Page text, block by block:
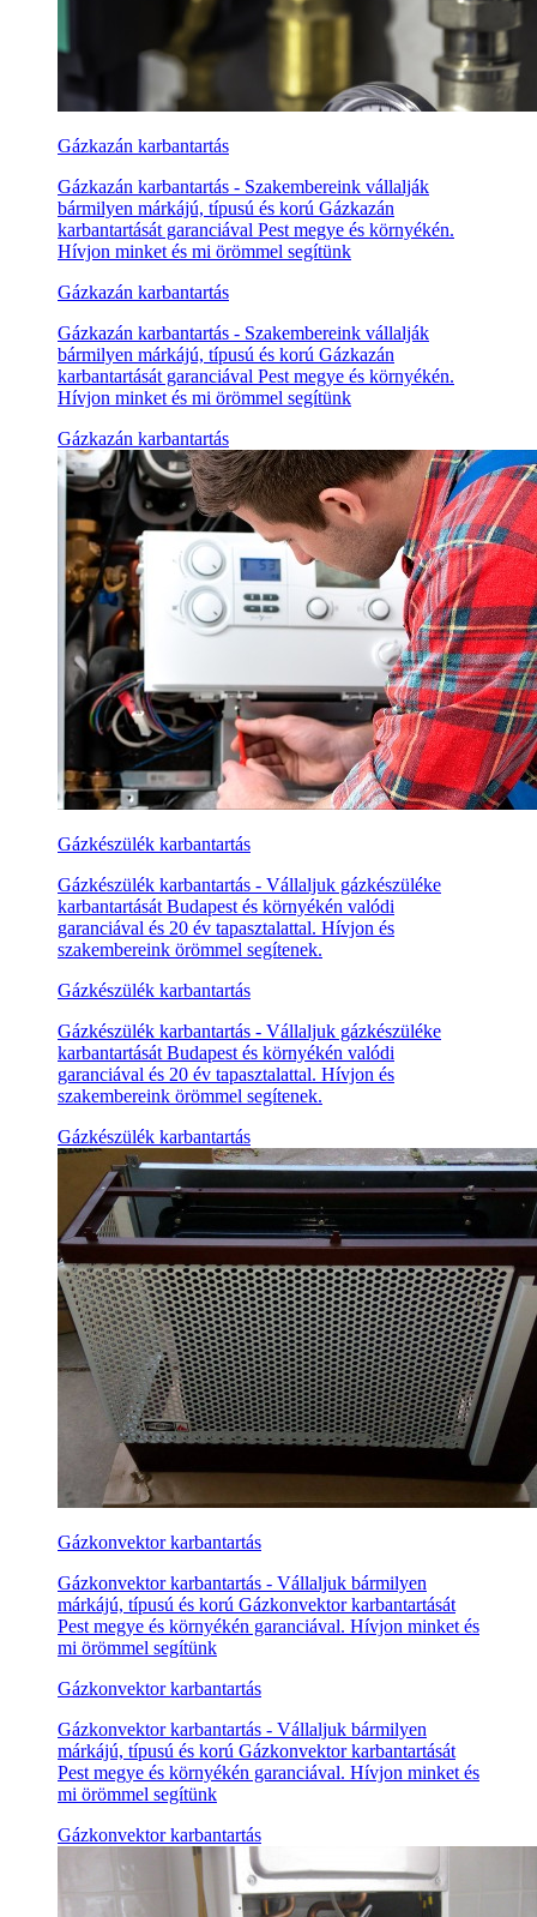
Gázkazán karbantartás
Gázkazán karbantartás - Szakembereink vállalják
bármilyen márkájú, típusú és korú Gázkazán
karbantartását garanciával Pest megye és környékén.
Hívjon minket és mi örömmel segítünk
Gázkazán karbantartás
Gázkazán karbantartás - Szakembereink vállalják
bármilyen márkájú, típusú és korú Gázkazán
karbantartását garanciával Pest megye és környékén.
Hívjon minket és mi örömmel segítünk
Gázkazán karbantartás
Gázkészülék karbantartás
Gázkészülék karbantartás - Vállaljuk gázkészüléke
karbantartását Budapest és környékén valódi
garanciával és 20 év tapasztalattal. Hívjon és
szakembereink örömmel segítenek.
Gázkészülék karbantartás
Gázkészülék karbantartás - Vállaljuk gázkészüléke
karbantartását Budapest és környékén valódi
garanciával és 20 év tapasztalattal. Hívjon és
szakembereink örömmel segítenek.
Gázkészülék karbantartás
Gázkonvektor karbantartás
Gázkonvektor karbantartás - Vállaljuk bármilyen
márkájú, típusú és korú Gázkonvektor karbantartását
Pest megye és környékén garanciával. Hívjon minket és
mi örömmel segítünk
Gázkonvektor karbantartás
Gázkonvektor karbantartás - Vállaljuk bármilyen
márkájú, típusú és korú Gázkonvektor karbantartását
Pest megye és környékén garanciával. Hívjon minket és
mi örömmel segítünk
Gázkonvektor karbantartás